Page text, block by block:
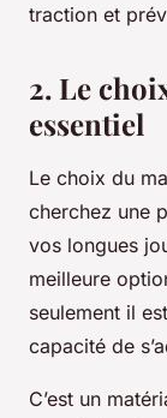
traction et
2. Le
essentiel
Le choix du
cherchez une
vos longues
meilleure
seulement il
capacité de
C’est un